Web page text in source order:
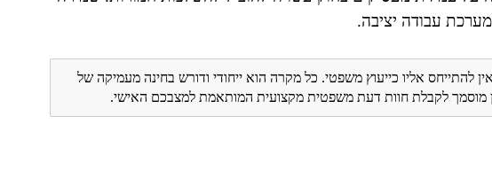
עבודה יציבה.
להתייחס אליו כייעוץ משפטי. כל מקרה הוא ייחודי ודורש בחינה מעמיקה של
מוסמך לקבלת חוות דעת משפטית מקצועית המותאמת למצבכם האישי.